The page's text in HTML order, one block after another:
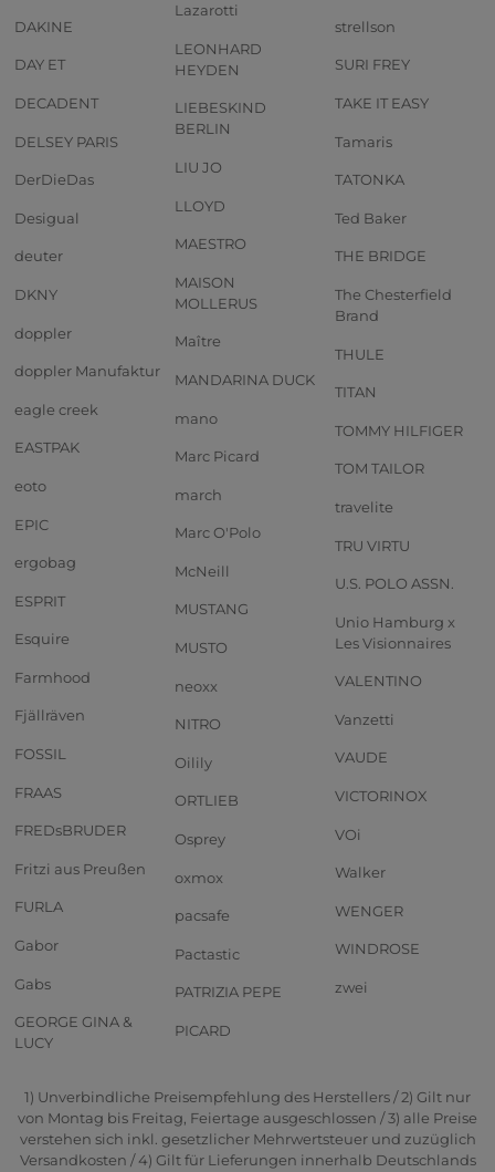
DAKINE
DAY ET
DECADENT
DELSEY PARIS
DerDieDas
Desigual
deuter
DKNY
doppler
doppler Manufaktur
eagle creek
EASTPAK
eoto
EPIC
ergobag
ESPRIT
Esquire
Farmhood
Fjällräven
FOSSIL
FRAAS
FREDsBRUDER
Fritzi aus Preußen
FURLA
Gabor
Gabs
GEORGE GINA &
LUCY
Lazarotti
LEONHARD
HEYDEN
LIEBESKIND
BERLIN
LIU JO
LLOYD
MAESTRO
MAISON
MOLLERUS
Maître
MANDARINA DUCK
mano
Marc Picard
march
Marc O'Polo
McNeill
MUSTANG
MUSTO
neoxx
NITRO
Oilily
ORTLIEB
Osprey
oxmox
pacsafe
Pactastic
PATRIZIA PEPE
PICARD
strellson
SURI FREY
TAKE IT EASY
Tamaris
TATONKA
Ted Baker
THE BRIDGE
The Chesterfield
Brand
THULE
TITAN
TOMMY HILFIGER
TOM TAILOR
travelite
TRU VIRTU
U.S. POLO ASSN.
Unio Hamburg x
Les Visionnaires
VALENTINO
Vanzetti
VAUDE
VICTORINOX
VOi
Walker
WENGER
WINDROSE
zwei
1) Unverbindliche Preisempfehlung des Herstellers / 2) Gilt nur
von Montag bis Freitag, Feiertage ausgeschlossen / 3) alle Preise
verstehen sich inkl. gesetzlicher Mehrwertsteuer und zuzüglich
Versandkosten / 4) Gilt für Lieferungen innerhalb Deutschlands